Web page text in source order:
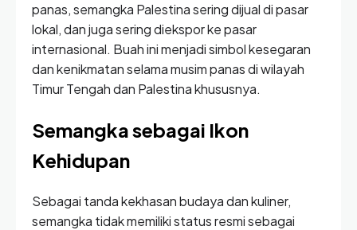
panas, semangka Palestina sering dijual di pasar
lokal, dan juga sering diekspor ke pasar
internasional. Buah ini menjadi simbol kesegaran
dan kenikmatan selama musim panas di wilayah
Timur Tengah dan Palestina khususnya.
Semangka sebagai Ikon
Kehidupan
Sebagai tanda kekhasan budaya dan kuliner,
semangka tidak memiliki status resmi sebagai